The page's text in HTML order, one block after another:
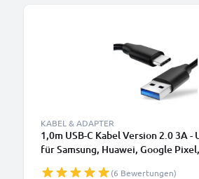
KABEL & ADAPTER
1,0m USB-C Kabel Version 2.0 3A -
für Samsung, Huawei, Google
(6 Bewertungen)